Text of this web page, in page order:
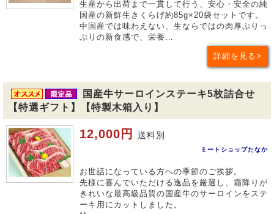
生産から出荷まで一貫して行う、安心・安全の純
国産の新鮮生きくらげ約85g×20袋セットです。
中国産では味わえない、生ならではの肉厚ぷりっ
ぷりの新食感で、栄養…
詳細を見る
国産牛サーロインステーキ5枚詰合せ
【特選ギフト】【特製木箱入り】
12,000円 送料別
ミートショップたなか
お世話になっている方への季節のご挨拶。
先様に喜んでいただける逸品を厳選し、霜降りが
きれいな最高級品質の国産牛のサーロインをステ
ーキ用にカットしました。